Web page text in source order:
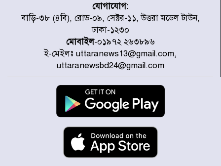
প্রত্যেক অপরাধীর বিচার এ দেশেই
হবে, সে যত শক্তিশালীই হোক না কেন,
চট্টগ্রামে জুলাই গণঅভ্যুত্থান দিবসে
প্রতিমন্ত্রী মীর হেলাল
আগামী ৫ দিন বৃষ্টির আভাস
হাসিনার বক্তব্য প্রচারে ভারতের সমর্থন
জুলাই গণঅভ্যুত্থানে আহত যোদ্ধা
মিতুর খোঁজ নিলেন প্রধানমন্ত্রী
যোগাযোগ:
বাড়ি-৩৮ (৪বি), রোড-০৯, সেক্টর-১১, উত্তরা মডেল টাউন,
ঢাকা-১২৩০
মোবাইল-০১৯৭২ ২৬৩৮৯৬
ই-মেইলঃ uttaranews13@gmail.com,
uttaranewsbd24@gmail.com